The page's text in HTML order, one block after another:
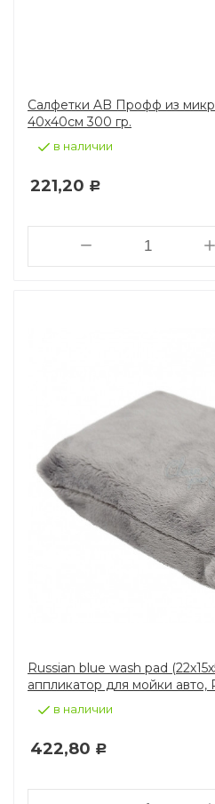
Салфетки AB Профф из
40х40см 300 гр.
в наличии
221,20 Р
Russian blue wash pad
аппликатор для мойки авто,
в наличии
422,80 Р